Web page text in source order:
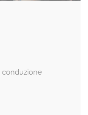
conduzione